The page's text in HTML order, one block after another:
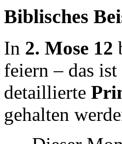
Biblisches
In 2. Mose 12
feiern – das ist
detaillierte
gehalten